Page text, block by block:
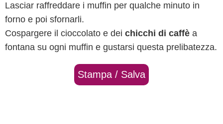
Lasciar raffreddare i muffin per qualche minuto in
forno e poi sfornarli.
Cospargere il cioccolato e dei chicchi di caffè a
fontana su ogni muffin e gustarsi questa prelibatezza.
Stampa / Salva